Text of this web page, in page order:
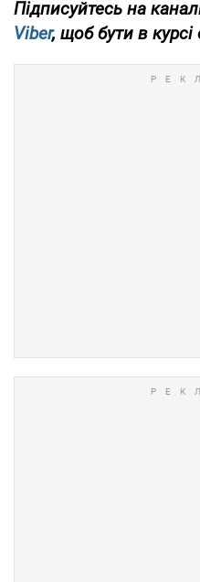
Підписуйтесь на
Viber, щоб бути в курсі